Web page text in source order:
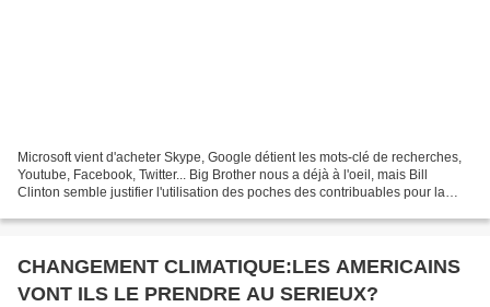
Microsoft vient d'acheter Skype, Google détient les mots-clé de recherches,
Youtube, Facebook, Twitter... Big Brother nous a déjà à l'oeil, mais Bill
Clinton semble justifier l'utilisation des poches des contribuables pour la
CHANGEMENT CLIMATIQUE:LES AMERICAINS
VONT ILS LE PRENDRE AU SERIEUX?